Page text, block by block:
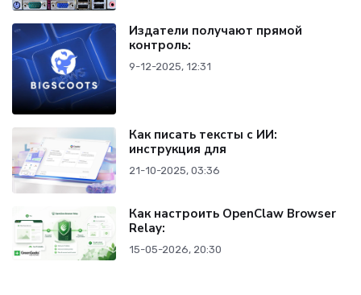
Издатели получают прямой
контроль:
9-12-2025, 12:31
Как писать тексты с ИИ:
инструкция для
21-10-2025, 03:36
Как настроить OpenClaw Browser
Relay:
15-05-2026, 20:30